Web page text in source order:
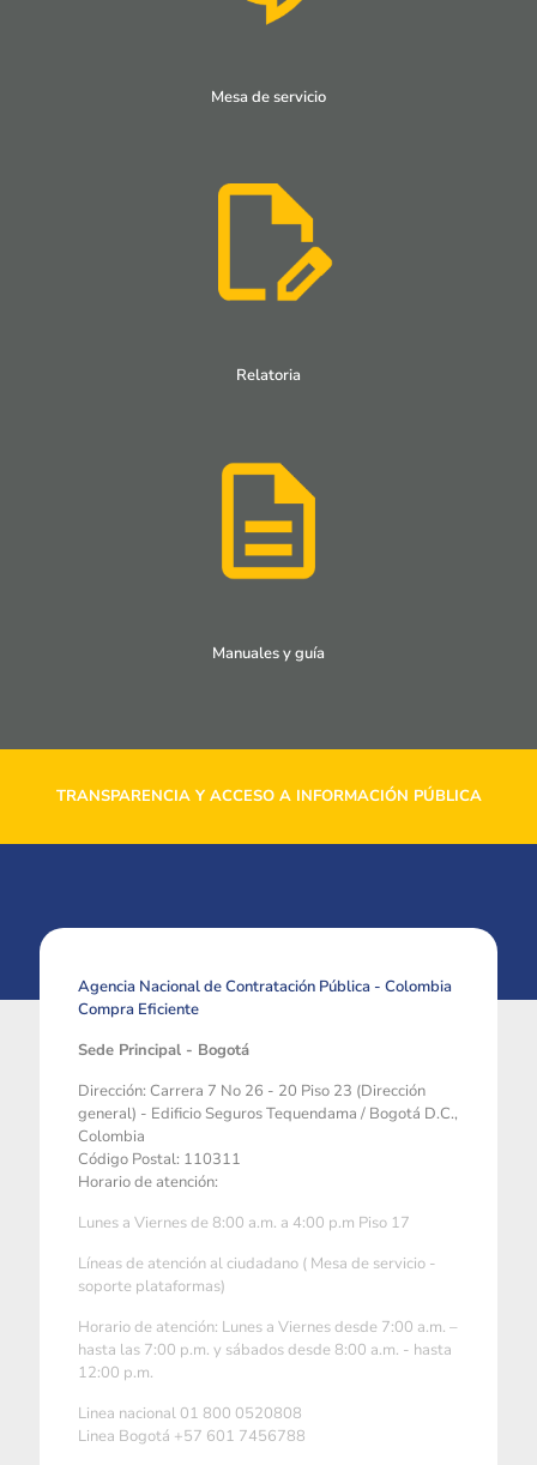
Mesa de servicio
Relatoria
Manuales y guía
TRANSPARENCIA Y ACCESO A INFORMACIÓN PÚBLICA
Agencia Nacional de Contratación Pública - Colombia
Compra Eficiente
Sede Principal - Bogotá
Dirección: Carrera 7 No 26 - 20 Piso 23 (Dirección
general) - Edificio Seguros Tequendama / Bogotá D.C.,
Colombia
Código Postal: 110311
Horario de atención:
Lunes a Viernes de 8:00 a.m. a 4:00 p.m Piso 17
Líneas de atención al ciudadano ( Mesa de servicio -
soporte plataformas)
Horario de atención: Lunes a Viernes desde 7:00 a.m. –
hasta las 7:00 p.m. y sábados desde 8:00 a.m. - hasta
12:00 p.m.
Linea nacional 01 800 0520808
Linea Bogotá +57 601 7456788